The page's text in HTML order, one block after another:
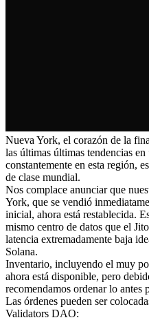
Nueva York, el corazón de la
las últimas últimas tendencias
constantemente en esta región,
de clase mundial.
Nos complace anunciar que
York, que se vendió
inicial, ahora está restablecida.
mismo centro de datos que el
latencia extremadamente baja
Solana.
Inventario, incluyendo el muy
ahora está disponible, pero
recomendamos ordenar lo antes
Las órdenes pueden ser
Validators DAO: